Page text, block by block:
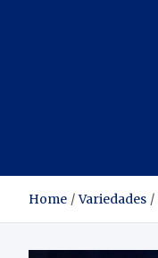
Home Variedades